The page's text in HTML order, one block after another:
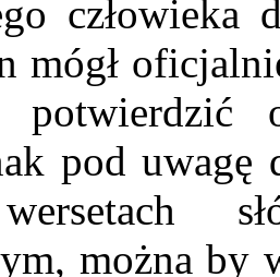
człowieka
mógł
pod uwagę
można by